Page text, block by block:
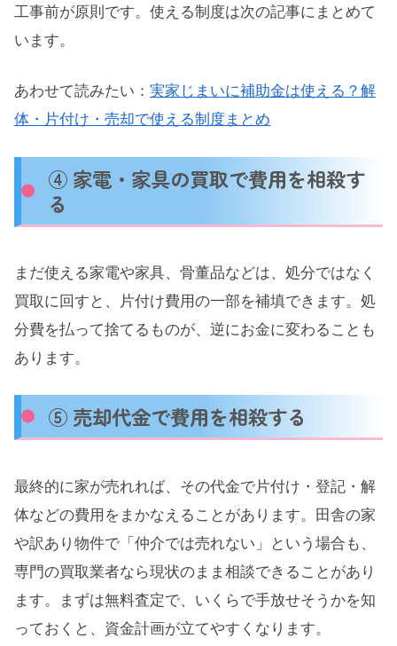
工事前が原則です。使える制度は次の記事にまとめて
います。
あわせて読みたい： 実家じまいに補助金は使える？解
体・片付け・売却で使える制度まとめ
④ 家電・家具の買取で費用を相殺す
る
まだ使える家電や家具、骨董品などは、処分ではなく
買取に回すと、片付け費用の一部を補填できます。処
分費を払って捨てるものが、逆にお金に変わることも
あります。
⑤ 売却代金で費用を相殺する
最終的に家が売れれば、その代金で片付け・登記・解
体などの費用をまかなえることがあります。田舎の家
や訳あり物件で「仲介では売れない」という場合も、
専門の買取業者なら現状のまま相談できることがあり
ます。まずは無料査定で、いくらで手放せそうかを知
っておくと、資金計画が立てやすくなります。